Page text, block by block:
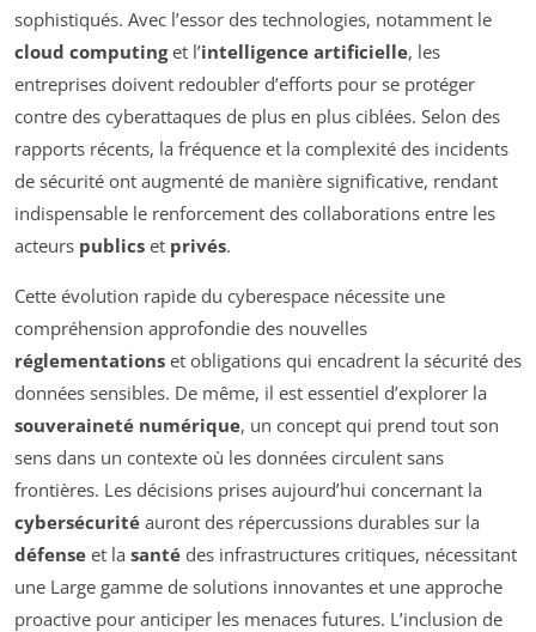
sophistiqués. Avec l’essor des technologies, notamment le
cloud computinget l’intelligence artificielle, les
entreprises doivent redoubler d’efforts pour se protéger
contre des cyberattaques de plus en plus ciblées. Selon des
rapports récents, la fréquence et la complexité des incidents
de sécurité ont augmenté de manière significative, rendant
indispensable le renforcement des collaborations entre les
acteurs publics et privés.
Cette évolution rapide du cyberespace nécessite une
compréhension approfondie des nouvelles
réglementations et obligations qui encadrent la sécurité des
données sensibles. De même, il est essentiel d’explorer la
souveraineté numérique, un concept qui prend tout son
sens dans un contexte où les données circulent sans
frontières. Les décisions prises aujourd’hui concernant la
cybersécurité auront des répercussions durables sur la
défense et la santé des infrastructures critiques, nécessitant
une Large gamme de solutions innovantes et une approche
proactive pour anticiper les menaces futures. L’inclusion de